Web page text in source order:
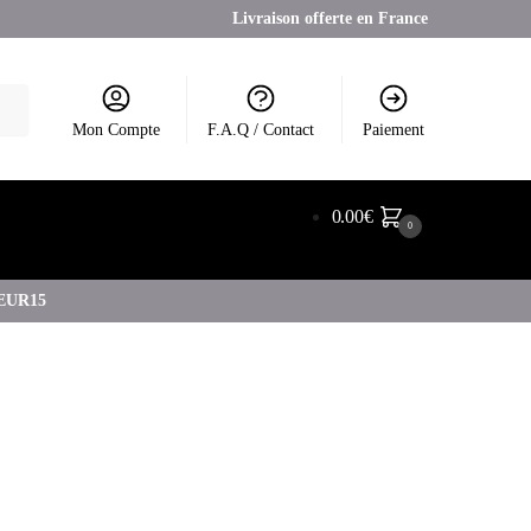
Livraison offerte en France
Mon Compte F.A.Q / Contact Paiement
0.00€ 0